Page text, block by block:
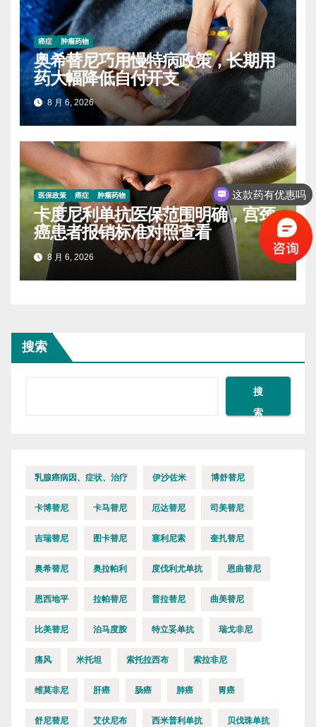
癌症 肿瘤药物
奥希替尼巧用慢特病政策，长期用
药大幅降低自付开支
8 月 6, 2026
医保政策 癌症 肿瘤药物
卡度尼利单抗医保范围明确，宫颈
癌患者报销标准对照查看
8 月 6, 2026
搜索
搜
索
乳腺癌病因、症状、治疗 伊沙佐米 博舒替尼
卡博替尼 卡马替尼 厄达替尼 司美替尼
吉瑞替尼 图卡替尼 塞利尼索 奎扎替尼
奥希替尼 奥拉帕利 度伐利尤单抗 恩曲替尼
恩西地平 拉帕替尼 普拉替尼 曲美替尼
比美替尼 泊马度胺 特立妥单抗 瑞戈非尼
痛风 米托坦 索托拉西布 索拉非尼
维莫非尼 肝癌 肠癌 肺癌 胃癌
舒尼替尼 艾伏尼布 西米普利单抗 贝伐珠单抗
这款药有优惠吗